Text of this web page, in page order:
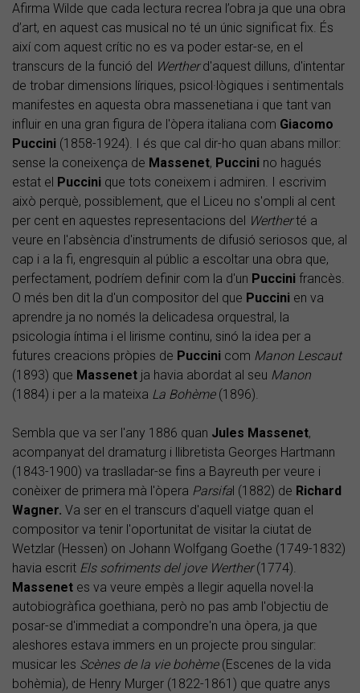
Afirma Wilde que cada lectura recrea l’obra ja que una obra
d’art, en aquest cas musical no té un únic significat fix. És
així com aquest crític no es va poder estar-se, en el
transcurs de la funció del Wertherd'aquest dilluns, d'intentar
de trobar dimensions líriques, psicol·lògiques i sentimentals
manifestes en aquesta obra massenetiana i que tant van
influir en una gran figura de l'òpera italiana com Giacomo
Puccini (1858-1924). I és que cal dir-ho quan abans millor:
sense la coneixença de Massenet, Puccini no hagués
estat el Puccini que tots coneixem i admiren. I escrivim
això perquè, possiblement, que el Liceu no s'ompli al cent
per cent en aquestes representacions del Wertherté a
veure en l'absència d'instruments de difusió seriosos que, al
cap i a la fi, engresquin al públic a escoltar una obra que,
perfectament, podríem definir com la d'un Puccini francès.
O més ben dit la d'un compositor del que Puccini en va
aprendre ja no només la delicadesa orquestral, la
psicologia íntima i el lirisme continu, sinó la idea per a
futures creacions pròpies de Puccini com Manon Lescaut
(1893) que Massenet ja havia abordat al seu Manon
(1884) i per a la mateixa La Bohème (1896).
Sembla que va ser l'any 1886 quan Jules Massenet,
acompanyat del dramaturg i llibretista Georges Hartmann
(1843-1900) va traslladar-se fins a Bayreuth per veure i
conèixer de primera mà l'òpera Parsifal (1882) de Richard
Wagner. Va ser en el transcurs d'aquell viatge quan el
compositor va tenir l'oportunitat de visitar la ciutat de
Wetzlar (Hessen) on Johann Wolfgang Goethe (1749-1832)
havia escrit Els sofriments del jove Werther(1774).
Massenet es va veure empès a llegir aquella novel·la
autobiogràfica goethiana, però no pas amb l'objectiu de
posar-se d'immediat a compondre'n una òpera, ja que
aleshores estava immers en un projecte prou singular:
musicar les Scènes de la vie bohème(Escenes de la vida
bohèmia), de Henry Murger (1822-1861) que quatre anys